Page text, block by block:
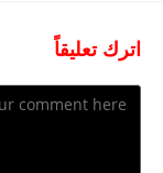
اترك تعليقاً